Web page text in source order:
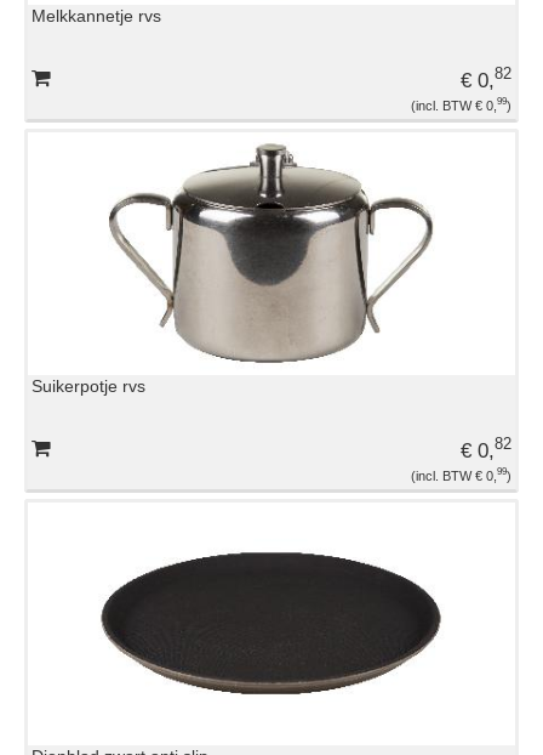
EVENEMENTENMATERIAAL
OVERIGE HUURMATERIALEN
PLASTIC EN DISPOSABLES
TAFELROKKEN EN LINNEN
TENTEN EN PARASOLS
TRAKTATIES
Melkkannetje rvs
€ 0,82
€ 0, 99
Suikerpotje rvs
€ 0,82
€ 0, 99